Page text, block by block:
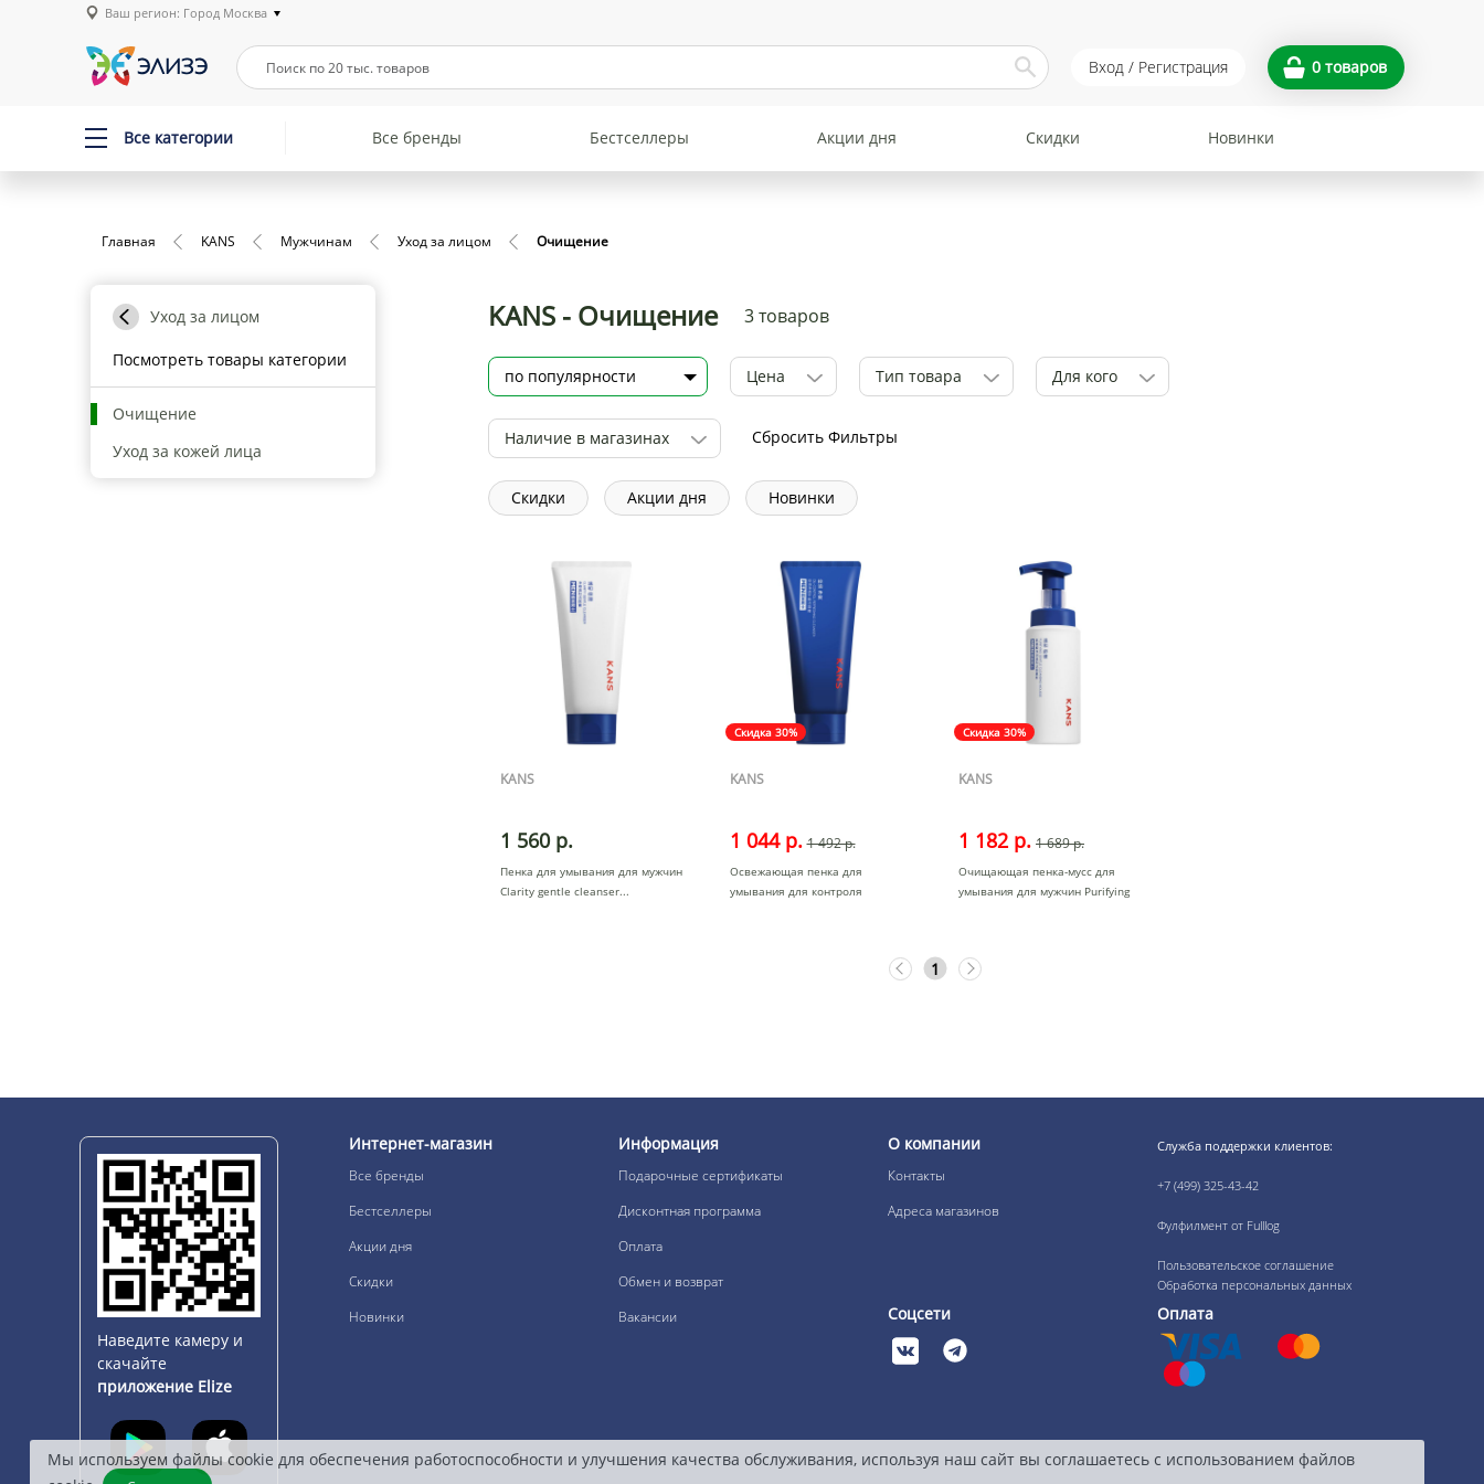
Ваш регион: Город Москва
Вход / Регистрация 0 товаров
Все категории Все бренды Бестселлеры Акции дня Скидки Новинки
Главная KANS Мужчинам Уход за лицом Очищение
Уход за лицом
Посмотреть товары категории
Очищение
Уход за кожей лица
KANS - Очищение 3 товаров
Цена Тип товара Для кого
Наличие в магазинах Сбросить Фильтры
Скидки Акции дня Новинки
KANS
1 560 р.
Пенка для умывания для мужчин
Clarity gentle cleanser
Скидка 30%
KANS
1 044 р. 1 492 р.
Освежающая пенка для
умывания для контроля
Скидка 30%
KANS
1 182 р. 1 689 р.
Очищающая пенка-мусс для
умывания для мужчин Purifying
1
Наведите камеру и
скачайте
приложение Elize
Интернет-магазин
Все бренды
Бестселлеры
Акции дня
Скидки
Новинки
Информация
Подарочные сертификаты
Дисконтная программа
Оплата
Обмен и возврат
Вакансии
О компании
Контакты
Адреса магазинов
Служба поддержки клиентов:
+7 (499) 325-43-42
Фулфилмент от Fulllog
Пользовательское соглашение
Обработка персональных данных
Соцсети Оплата
Мы используем файлы cookie для обеспечения работоспособности и улучшения качества обслуживания, используя наш сайт вы соглашаетесь с использованием файлов